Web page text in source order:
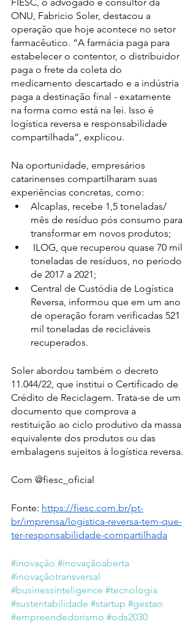
ONU, Fabricio Soler, destacou a
operação que hoje acontece no setor
farmacêutico. “A farmácia paga para
estabelecer o contentor, o distribuidor
paga o frete da coleta do
medicamento descartado e a indústria
paga a destinação final - exatamente
na forma como está na lei. Isso é
logística reversa e responsabilidade
compartilhada”, explicou.
Na oportunidade, empresários
catarinenses compartilharam suas
experiências concretas, como:
Alcaplas, recebe 1,5 toneladas/
mês de resíduo pós consumo para
transformar em novos produtos;
toneladas de resíduos, no período
de 2017 a 2021;
Central de Custódia de Logística
Reversa, informou que em um ano
de operação foram verificadas 521
mil toneladas de recicláveis
recuperados.
Soler abordou também o decreto
11.044/22, que institui o Certificado de
Crédito de Reciclagem. Trata-se de um
documento que comprova a
restituição ao ciclo produtivo da massa
equivalente dos produtos ou das
embalagens sujeitos à logística reversa.
Com @fiesc_oficial
Fonte: https://fiesc.com.br/pt-
br/imprensa/logistica-reversa-tem-que-
ter-responsabilidade-compartilhada
#inovação #inovaçãoaberta
#inovaçãotransversal
#businessinteligence #tecnologia
#sustentabilidade #startup #gestao
#empreendedorismo #ods2030